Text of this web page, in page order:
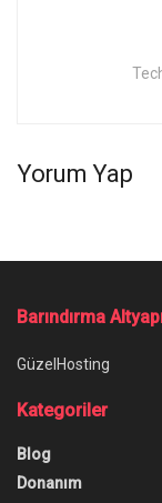
Yorum Yap
Barındırma
GüzelHosting
Kategoriler
Blog
Donanım